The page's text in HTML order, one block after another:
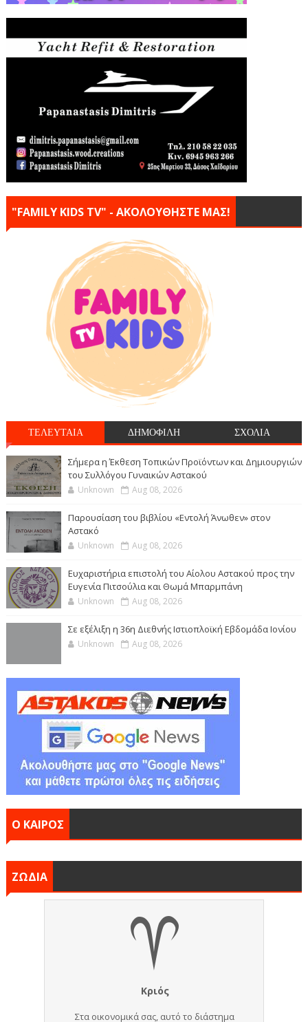
"FAMILY KIDS TV" - ΑΚΟΛΟΥΘΗΣΤΕ ΜΑΣ!
ΤΕΛΕΥΤΑΙΑ ΔΗΜΟΦΙΛΗ ΣΧΟΛΙΑ
Σήμερα η Έκθεση Τοπικών Προϊόντων και Δημιουργιών
του Συλλόγου Γυναικών Αστακού
Unknown Aug 08, 2026
Παρουσίαση του βιβλίου «Εντολή Άνωθεν» στον
Αστακό
Unknown Aug 08, 2026
Ευχαριστήρια επιστολή του Αίολου Αστακού προς την
Ευγενία Πιτσούλια και Θωμά Μπαρμπάνη
Unknown Aug 08, 2026
Σε εξέλιξη η 36η Διεθνής Ιστιοπλοϊκή Εβδομάδα Ιονίου
Unknown Aug 08, 2026
Ο ΚΑΙΡΟΣ
ΖΩΔΙΑ